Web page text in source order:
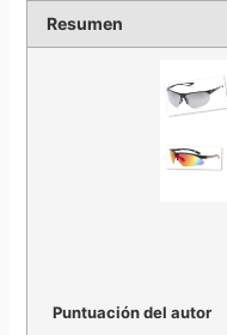
Resumen
Puntuación del autor